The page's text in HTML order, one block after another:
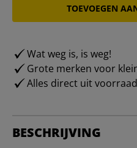
TOEVOEGEN
Wat weg is, is weg!
Grote merken voor
Alles direct uit
BESCHRIJVING